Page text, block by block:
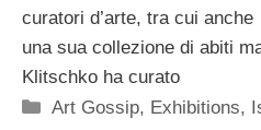
curatori d’arte, tra cui
una sua collezione di abiti
Klitschko ha curato
Categorie
Art Gossip, Exhibitions,